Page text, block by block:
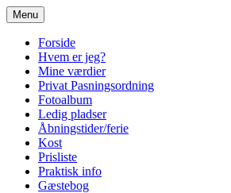
Spring
til
indhold
Menu
Forside
Hvem er jeg?
Mine værdier
Privat Pasningsordning
Fotoalbum
Ledig pladser
Åbningstider/ferie
Kost
Prisliste
Praktisk info
Gæstebog